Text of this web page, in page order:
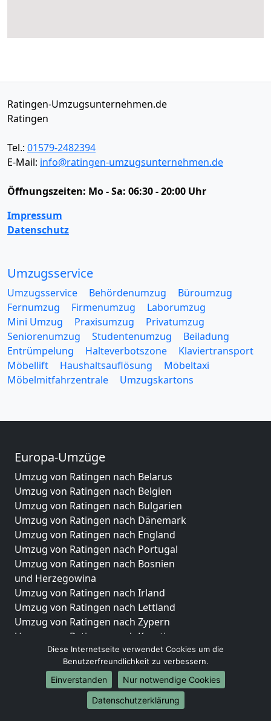
Ratingen-Umzugsunternehmen.de
Ratingen
Tel.: 01579-2482394
E-Mail: info@ratingen-umzugsunternehmen.de
Öffnungszeiten: Mo - Sa: 06:30 - 20:00 Uhr
Impressum
Datenschutz
Umzugsservice
Umzugsservice Behördenumzug
Büroumzug
Fernumzug
Firmenumzug
Laborumzug
Mini Umzug
Praxisumzug
Privatumzug
Seniorenumzug
Studentenumzug
Beiladung
Entrümpelung
Halteverbotszone
Klaviertransport
Möbellift
Haushaltsauflösung
Möbeltaxi
Möbelmitfahrzentrale
Umzugskartons
Europa-Umzüge
Umzug von Ratingen nach Belarus
Umzug von Ratingen nach Belgien
Umzug von Ratingen nach Bulgarien
Umzug von Ratingen nach Dänemark
Umzug von Ratingen nach England
Umzug von Ratingen nach Portugal
Umzug von Ratingen nach Bosnien
und Herzegowina
Umzug von Ratingen nach Irland
Umzug von Ratingen nach Lettland
Umzug von Ratingen nach Zypern
Umzug von Ratingen nach Kroatien
Umzug von Ratingen nach Estland
Umzug von Ratingen nach Finnland
Umzug von Ratingen nach Frankreich
Umzug von Ratingen nach Griechenland
Umzug von Ratingen nach Italien
Diese Internetseite verwendet Cookies um die
Benutzerfreundlichkeit zu verbessern.
Einverstanden
Nur notwendige Cookies
Datenschutzerklärung